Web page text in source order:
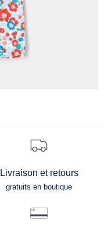
Livraison et retours
gratuits en boutique